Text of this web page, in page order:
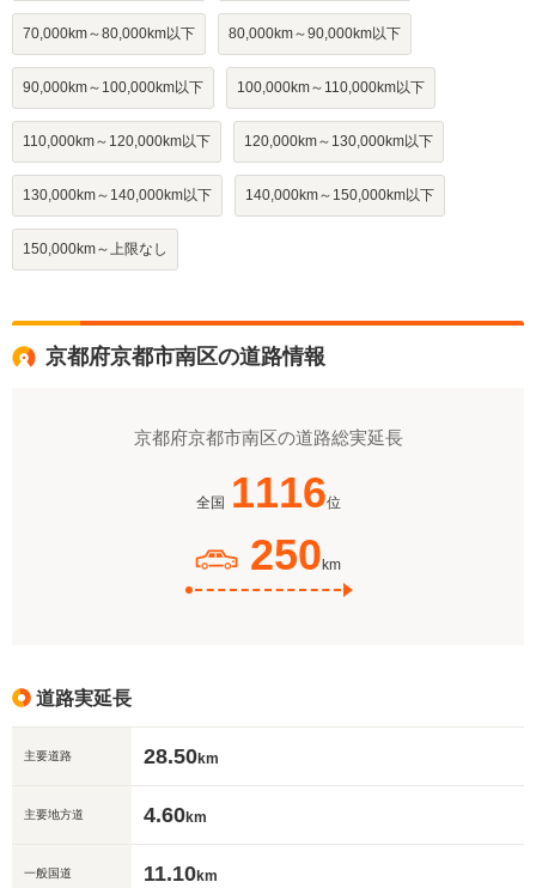
70,000km～80,000km以下 80,000km～90,000km以下
90,000km～100,000km以下 100,000km～110,000km以下
110,000km～120,000km以下 120,000km～130,000km以下
130,000km～140,000km以下 140,000km～150,000km以下
150,000km～上限なし
京都府京都市南区の道路情報
京都府京都市南区の道路総実延長
全国 1116位
250 km
道路実延長
主要道路 28.50km
主要地方道 4.60km
一般国道 11.10km